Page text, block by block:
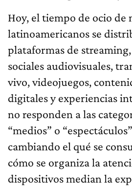
Hoy, el tiempo de ocio de
latinoamericanos se
plataformas de
sociales audiovisuales,
vivo, videojuegos,
digitales y experiencias
no responden a las
“medios” o
cambiando el qué se
cómo se organiza la
dispositivos median la